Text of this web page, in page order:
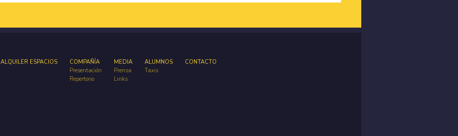
ALQUILER ESPACIOS
COMPAÑÍA
Presentación
Repertorio
MEDIA
Prensa
Links
ALUMNOS
Taxis
CONTACTO